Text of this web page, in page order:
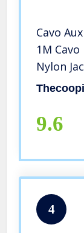
Cavo
1M
Nylon
12/13/
9.6
4